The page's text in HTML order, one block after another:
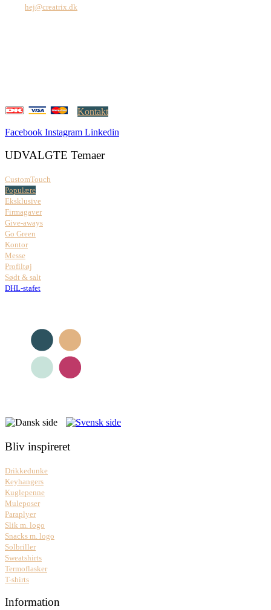
hej@creatrix.dk
Kontakt
Facebook Instagram Linkedin
UDVALGTE Temaer
CustomTouch
Populære
Eksklusive
Firmagaver
Give-aways
Go Green
Kontor
Messe
Profiltøj
Sødt & salt
DHL-stafet
Bliv inspireret
Drikkedunke
Keyhangers
Kuglepenne
Muleposer
Paraplyer
Slik m. logo
Snacks m. logo
Solbriller
Sweatshirts
Termoflasker
T-shirts
Information